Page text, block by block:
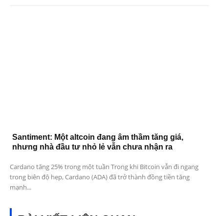
Santiment: Một altcoin đang âm thầm tăng giá,
nhưng nhà đầu tư nhỏ lẻ vẫn chưa nhận ra
Cardano tăng 25% trong một tuần Trong khi Bitcoin vẫn đi ngang
trong biên độ hẹp, Cardano (ADA) đã trở thành đồng tiền tăng
mạnh...